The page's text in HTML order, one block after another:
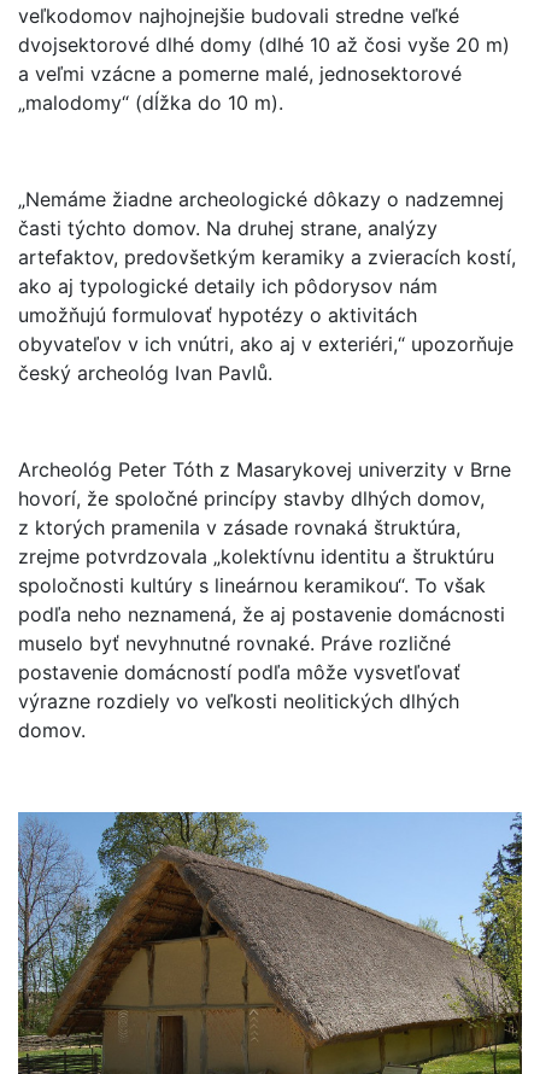
veľkodomov najhojnejšie budovali stredne veľké
dvojsektorové dlhé domy (dlhé 10 až čosi vyše 20 m)
a veľmi vzácne a pomerne malé, jednosektorové
„malodomy“ (dĺžka do 10 m).
„Nemáme žiadne archeologické dôkazy o nadzemnej
časti týchto domov. Na druhej strane, analýzy
artefaktov, predovšetkým keramiky a zvieracích kostí,
ako aj typologické detaily ich pôdorysov nám
umožňujú formulovať hypotézy o aktivitách
obyvateľov v ich vnútri, ako aj v exteriéri,“ upozorňuje
český archeológ Ivan Pavlů.
Archeológ Peter Tóth z Masarykovej univerzity v Brne
hovorí, že spoločné princípy stavby dlhých domov,
z ktorých pramenila v zásade rovnaká štruktúra,
zrejme potvrdzovala „kolektívnu identitu a štruktúru
spoločnosti kultúry s lineárnou keramikou“. To však
podľa neho neznamená, že aj postavenie domácnosti
muselo byť nevyhnutné rovnaké. Práve rozličné
postavenie domácností podľa môže vysvetľovať
výrazne rozdiely vo veľkosti neolitických dlhých
domov.